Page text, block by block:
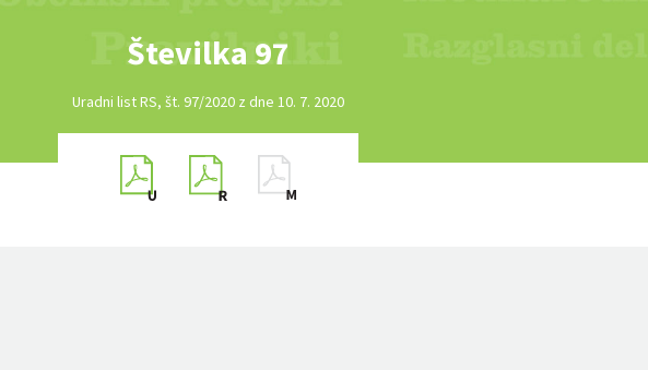
Številka 97
Uradni list RS, št. 97/2020 z dne 10. 7. 2020